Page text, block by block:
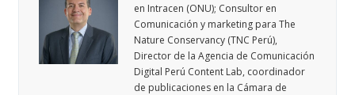
en Intracen (ONU); Consultor en
Comunicación y marketing para The
Nature Conservancy (TNC Perú),
Director de la Agencia de Comunicación
Digital Perú Content Lab, coordinador
de publicaciones en la Cámara de